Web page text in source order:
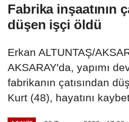
Fabrika inşaatının
düşen işçi öldü
Erkan ALTUNTAŞ/
AKSARAY'da, yapımı
fabrikanın çatısından
Kurt (48), hayatını